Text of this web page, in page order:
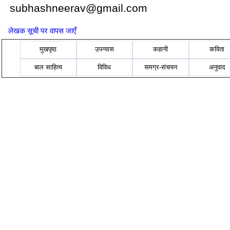
subhashneerav@gmail.com
लेखक सूची पर वापस जाएँ
मुखपृष्ठ उपन्यास कहानी कविता
बाल साहित्य विविध समग्र-संचयन अनुवाद